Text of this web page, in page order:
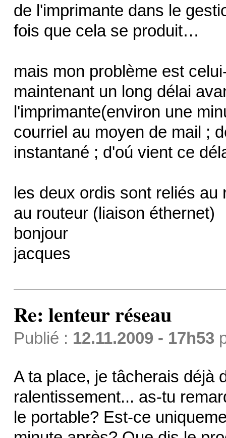
de l'imprimante dans le
fois que cela se produit…
mais mon problème est
maintenant un long délai
l'imprimante(environ une
courriel au moyen de mail ;
instantané ; d'oú vient ce
les deux ordis sont reliés
au routeur (liaison éthernet)
bonjour
jacques
Re: lenteur réseau
Publié : 12.11.2009 - 17h53
A ta place, je tâcherais déjà
ralentissement... as-tu
le portable? Est-ce